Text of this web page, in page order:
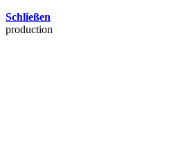
Schließen
production